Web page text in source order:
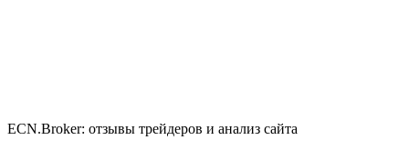
ECN.Broker: отзывы трейдеров и анализ сайта